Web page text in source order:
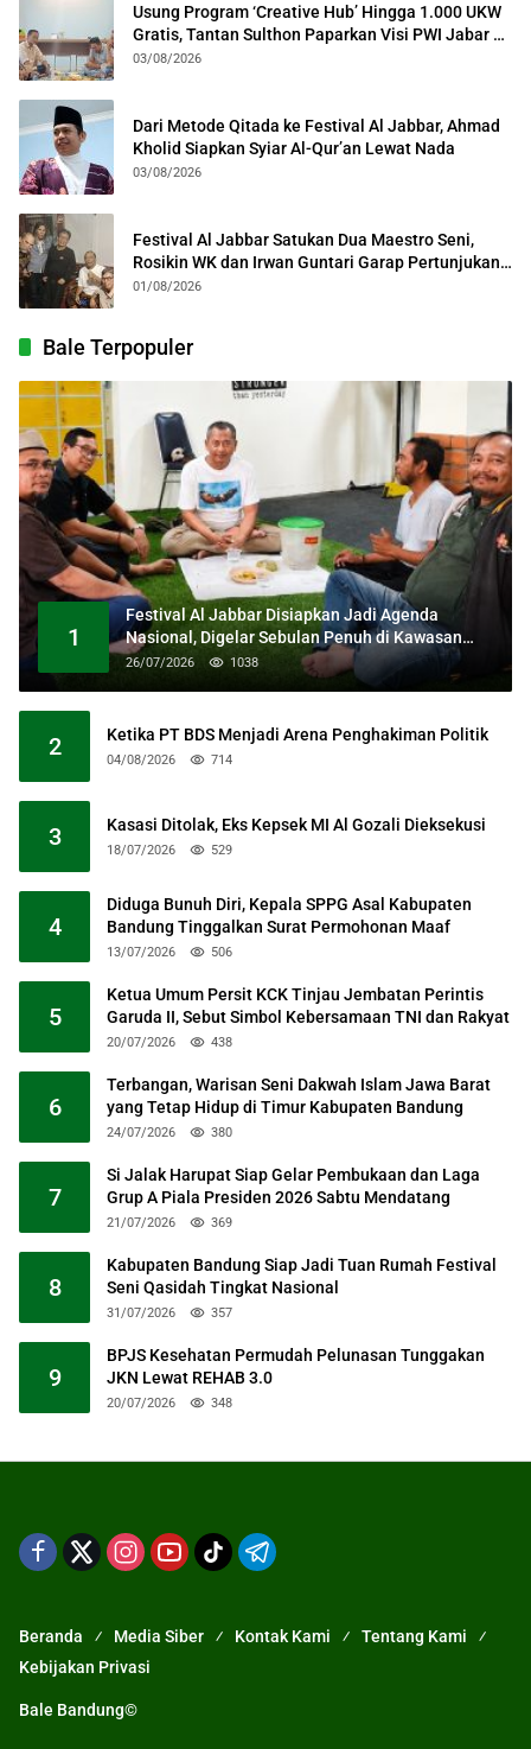
Usung Program ‘Creative Hub’ Hingga 1.000 UKW
Gratis, Tantan Sulthon Paparkan Visi PWI Jabar di
Kota Bogor
03/08/2026
Dari Metode Qitada ke Festival Al Jabbar, Ahmad
Kholid Siapkan Syiar Al-Qur’an Lewat Nada
03/08/2026
Festival Al Jabbar Satukan Dua Maestro Seni,
Rosikin WK dan Irwan Guntari Garap Pertunjukan
Kolosal
01/08/2026
Bale Terpopuler
1
Festival Al Jabbar Disiapkan Jadi Agenda
Nasional, Digelar Sebulan Penuh di Kawasan
Masjid Raya Al Jabbar
26/07/2026 1038
2 Ketika PT BDS Menjadi Arena Penghakiman Politik
04/08/2026 714
3 Kasasi Ditolak, Eks Kepsek MI Al Gozali Dieksekusi
18/07/2026 529
4
Diduga Bunuh Diri, Kepala SPPG Asal Kabupaten
Bandung Tinggalkan Surat Permohonan Maaf
13/07/2026 506
5
Ketua Umum Persit KCK Tinjau Jembatan Perintis
Garuda II, Sebut Simbol Kebersamaan TNI dan Rakyat
20/07/2026 438
6
Terbangan, Warisan Seni Dakwah Islam Jawa Barat
yang Tetap Hidup di Timur Kabupaten Bandung
24/07/2026 380
7
Si Jalak Harupat Siap Gelar Pembukaan dan Laga
Grup A Piala Presiden 2026 Sabtu Mendatang
21/07/2026 369
8
Kabupaten Bandung Siap Jadi Tuan Rumah Festival
Seni Qasidah Tingkat Nasional
31/07/2026 357
9
BPJS Kesehatan Permudah Pelunasan Tunggakan
JKN Lewat REHAB 3.0
20/07/2026 348
Beranda Media Siber Kontak Kami
Tentang Kami
Kebijakan Privasi
Bale Bandung©